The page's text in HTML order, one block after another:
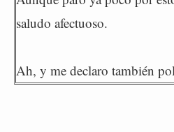
saludo afectuoso.
Ah, y me declaro también